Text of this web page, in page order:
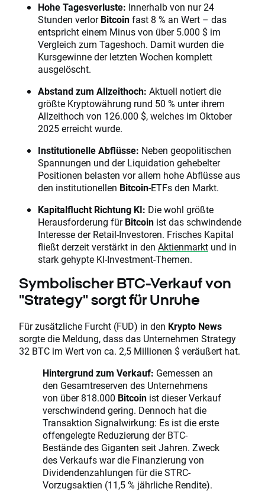
Hohe Tagesverluste: Innerhalb von nur 24
Stunden verlorBitcoinfast 8 % an Wert – das
entspricht einem Minus von über 5.000 $ im
Vergleich zum Tageshoch. Damit wurden die
Kursgewinne der letzten Wochen komplett
ausgelöscht.
Abstand zum Allzeithoch: Aktuell notiert die
größte Kryptowährung rund 50 % unter ihrem
Allzeithoch von 126.000 $, welches im Oktober
2025 erreicht wurde.
Institutionelle Abflüsse: Neben geopolitischen
Spannungen und der Liquidation gehebelter
Positionen belasten vor allem hohe Abflüsse aus
den institutionellen Bitcoin-ETFs den Markt.
Kapitalflucht Richtung KI: Die wohl größte
Herausforderung fürBitcoin ist das schwindende
Interesse der Retail-Investoren. Frisches Kapital
fließt derzeit verstärkt in den Aktienmarkt und in
stark gehypte KI-Investment-Themen.
Symbolischer BTC-Verkauf von
"Strategy" sorgt für Unruhe
Für zusätzliche Furcht (FUD) in den Krypto News
sorgte die Meldung, dass das Unternehmen Strategy
32 BTC im Wert von ca. 2,5 Millionen $ veräußert hat.
Hintergrund zum Verkauf: Gemessen an
den Gesamtreserven des Unternehmens
von über 818.000 Bitcoin ist dieser Verkauf
verschwindend gering. Dennoch hat die
Transaktion Signalwirkung: Es ist die erste
offengelegte Reduzierung der BTC-
Bestände des Giganten seit Jahren. Zweck
des Verkaufs war die Finanzierung von
Dividendenzahlungen für die STRC-
Vorzugsaktien (11,5 % jährliche Rendite).